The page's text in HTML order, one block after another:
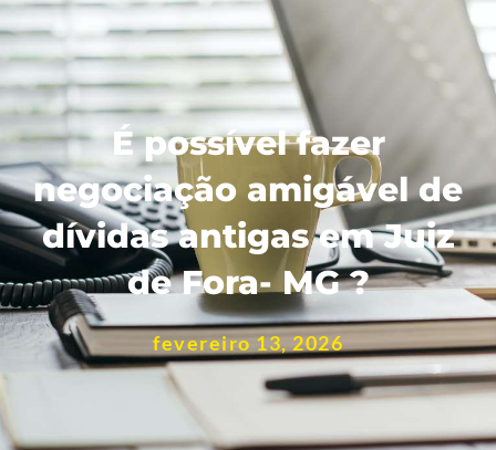
É possível fazer
negociação amigável de
dívidas antigas em Juiz
de Fora- MG ?
fevereiro 13, 2026